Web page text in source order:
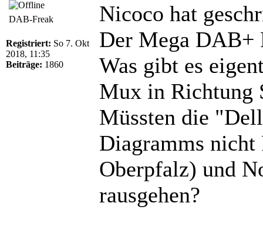
DAB-Freak
Registriert: So 7. Okt
2018, 11:35
Beiträge: 1860
Nicoco hat
Der Mega DAB+
Was gibt es
Mux in Richtung
Müssten die
Diagramms nicht
Oberpfalz) und
rausgehen?